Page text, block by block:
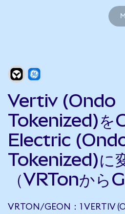
Vertiv (Ondo
Tokenized)を
Electric
Tokenized)に
（VRTonから
VRTON/GEON：1 VERTIV